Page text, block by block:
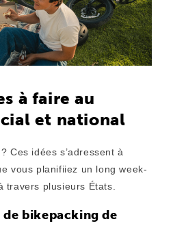
à faire au
et national
Ces idées s’adressent à
vous planifiiez un long week-
travers plusieurs États.
de bikepacking de